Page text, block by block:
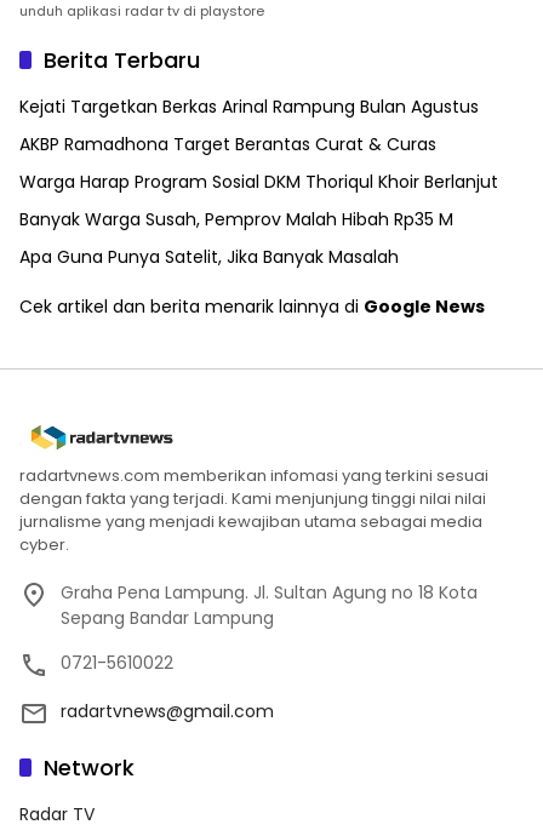
unduh aplikasi radar tv di playstore
Berita Terbaru
Kejati Targetkan Berkas Arinal Rampung Bulan Agustus
AKBP Ramadhona Target Berantas Curat & Curas
Warga Harap Program Sosial DKM Thoriqul Khoir Berlanjut
Banyak Warga Susah, Pemprov Malah Hibah Rp35 M
Apa Guna Punya Satelit, Jika Banyak Masalah
Cek artikel dan berita menarik lainnya di Google News
radartvnews.com memberikan infomasi yang terkini sesuai
dengan fakta yang terjadi. Kami menjunjung tinggi nilai nilai
jurnalisme yang menjadi kewajiban utama sebagai media
cyber.
Graha Pena Lampung. Jl. Sultan Agung no 18 Kota
Sepang Bandar Lampung
0721-5610022
radartvnews@gmail.com
Network
Radar TV